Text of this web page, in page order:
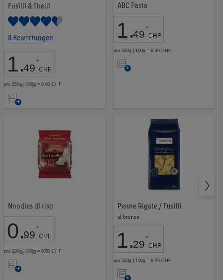
Fusilli & Drelli
8 Bewertungen
1.49 *
CHF
pro 250g | 100g = 0.60 CHF
Auf
Merkliste
ABC Pasta
1.49 *
CHF
pro 500g | 100g = 0.30 CHF
Auf
Noodles di riso
0.99 *
CHF
pro 200g | 100g = 0.50 CHF
Auf
Penne Rigate / Fusilli
al bronzo
1.29 *
CHF
pro 500g | 100g = 0.26 CHF
Auf
Combino
21
Barilla
Bschüssig
Golden Sun
1